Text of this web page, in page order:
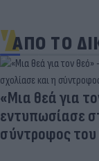
ΑΠΟ ΤΟ
«Μια θεά για
εντυπωσίασε
σύντροφος του